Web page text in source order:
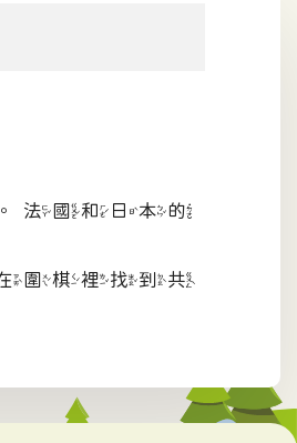
法國和日本的
圍棋裡找到共